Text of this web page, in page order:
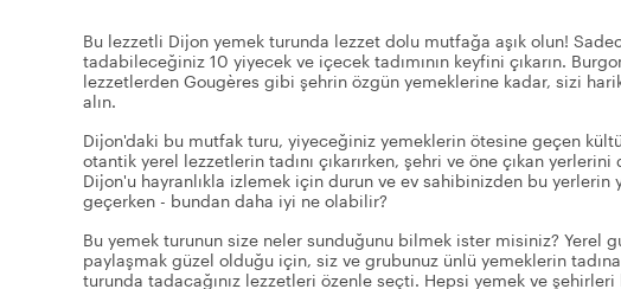
Bu lezzetli Dijon yemek turunda lezzet dolu mutfağa aşık olun!
tadabileceğiniz 10 yiyecek ve içecek tadımının keyfini çıkarın.
lezzetlerden Gougères gibi şehrin özgün yemeklerine kadar, sizi
alın.
Dijon'daki bu mutfak turu, yiyeceğiniz yemeklerin ötesine geçen
otantik yerel lezzetlerin tadını çıkarırken, şehri ve öne çıkan
Dijon'u hayranlıkla izlemek için durun ve ev sahibinizden bu
geçerken - bundan daha iyi ne olabilir?
Bu yemek turunun size neler sunduğunu bilmek ister misiniz? Yerel
paylaşmak güzel olduğu için, siz ve grubunuz ünlü yemeklerin
turunda tadacağınız lezzetleri özenle seçti. Hepsi yemek ve